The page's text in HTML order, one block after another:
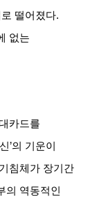
떨어졌다.
없는
카드를
’의 기운이
침체가 장기간
의 역동적인